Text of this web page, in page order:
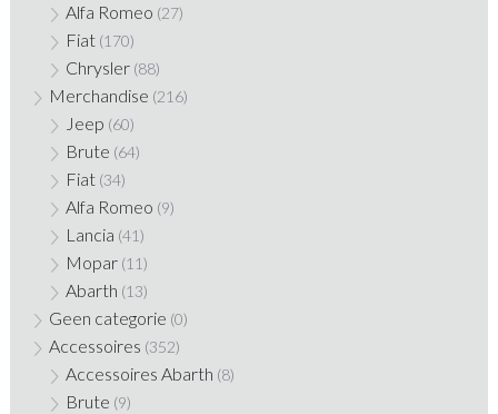
Alfa Romeo (27)
Fiat (170)
Chrysler (88)
Merchandise (216)
Jeep (60)
Brute (64)
Fiat (34)
Alfa Romeo (9)
Lancia (41)
Mopar (11)
Abarth (13)
Geen categorie (0)
Accessoires (352)
Accessoires Abarth (8)
Brute (9)